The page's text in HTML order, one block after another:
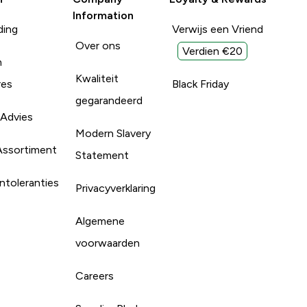
Information
Over ons
Kwaliteit
gegarandeerd
Modern Slavery
Statement
Privacyverklaring
Algemene
voorwaarden
Careers
Verwijs een Vriend
Verdien €20
Black Friday